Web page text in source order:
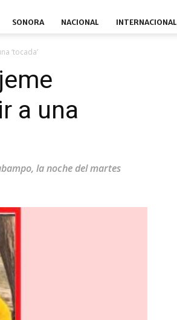
SONORA NACIONAL INTERNACIONAL
‘tocada’
a una
la noche del martes